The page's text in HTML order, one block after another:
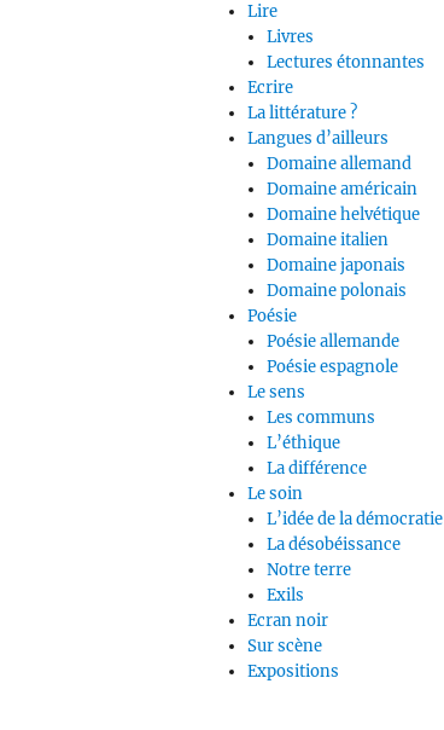
Lire
Livres
Lectures étonnantes
Ecrire
La littérature ?
Langues d’ailleurs
Domaine allemand
Domaine américain
Domaine helvétique
Domaine italien
Domaine japonais
Domaine polonais
Poésie
Poésie allemande
Poésie espagnole
Le sens
Les communs
L’éthique
La différence
Le soin
L’idée de la démocratie
La désobéissance
Notre terre
Exils
Ecran noir
Sur scène
Expositions